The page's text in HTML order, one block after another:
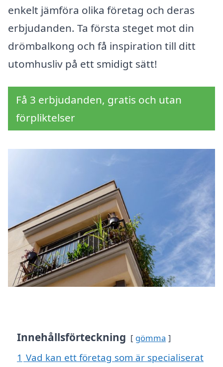
enkelt jämföra olika företag och deras
erbjudanden. Ta första steget mot din
drömbalkong och få inspiration till ditt
utomhusliv på ett smidigt sätt!
Få 3 erbjudanden, gratis och utan
förpliktelser
Innehållsförteckning gömma
1 Vad kan ett företag som är specialiserat